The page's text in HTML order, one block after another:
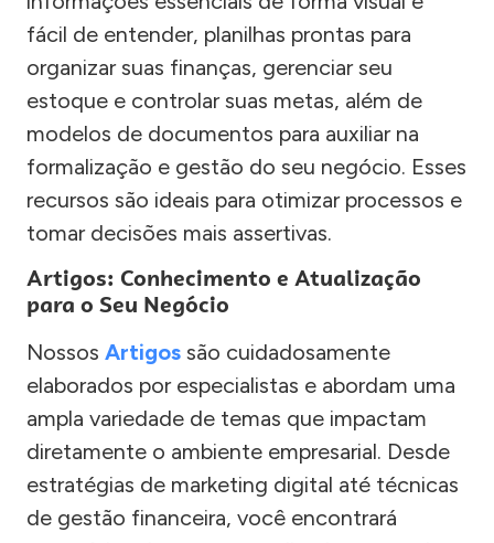
fácil de entender, planilhas prontas para
organizar suas finanças, gerenciar seu
estoque e controlar suas metas, além de
modelos de documentos para auxiliar na
formalização e gestão do seu negócio. Esses
recursos são ideais para otimizar processos e
tomar decisões mais assertivas.
Artigos: Conhecimento e Atualização
para o Seu Negócio
Nossos Artigos são cuidadosamente
elaborados por especialistas e abordam uma
ampla variedade de temas que impactam
diretamente o ambiente empresarial. Desde
estratégias de marketing digital até técnicas
de gestão financeira, você encontrará